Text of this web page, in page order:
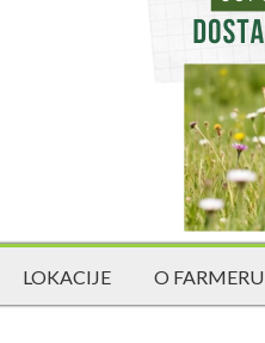
LOKACIJE O FARMERU